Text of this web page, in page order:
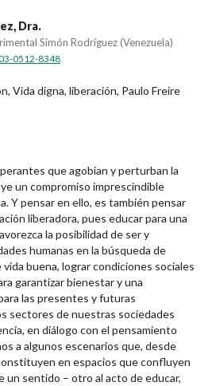
Dra.
Simón Rodríguez (Venezuela)
0512-8348
Vida digna, liberación, Paulo Freire
que agobian y perturban la
un compromiso imprescindible
Y pensar en ello, es también pensar
liberadora, pues educar para una
la posibilidad de ser y
humanas en la búsqueda de
buena, lograr condiciones sociales
garantizar bienestar y una
las presentes y futuras
sectores de nuestras sociedades
en diálogo con el pensamiento
a algunos escenarios que, desde
en espacios que confluyen
un sentido – otro al acto de educar,